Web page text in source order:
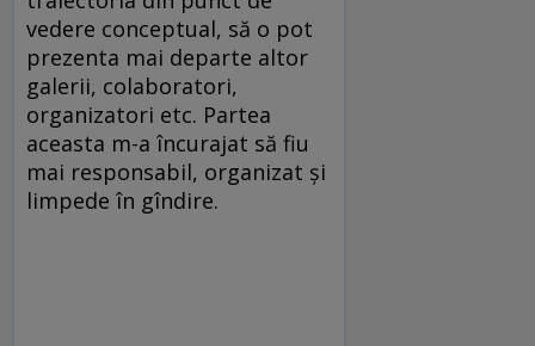
vedere conceptual, să o pot
prezenta mai departe altor
galerii, colaboratori,
organizatori etc. Partea
aceasta m-a încurajat să fiu
mai responsabil, organizat și
limpede în gîndire.